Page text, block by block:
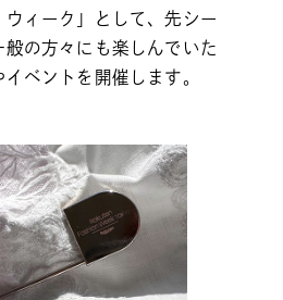
ウィーク」として、先シー
般の方々にも楽しんでいた
ベントを開催します。